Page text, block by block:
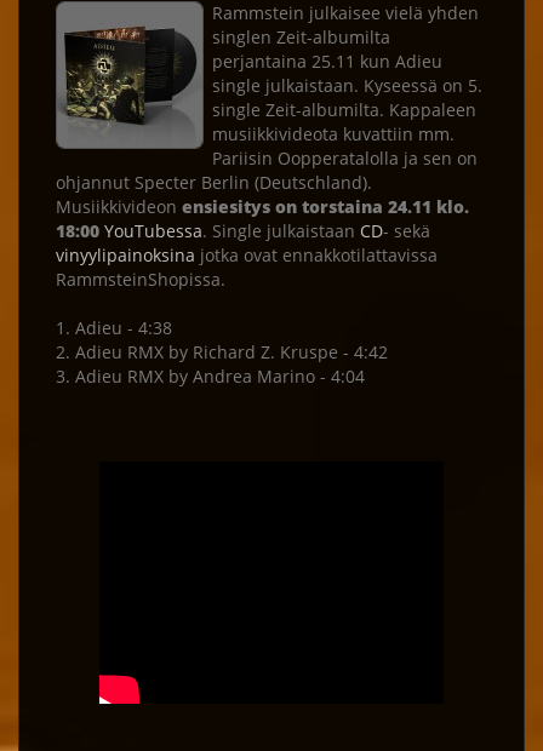
Rammstein julkaisee vielä yhden
singlen Zeit-albumilta
perjantaina 25.11 kun Adieu
single julkaistaan. Kyseessä on 5.
single Zeit-albumilta. Kappaleen
musiikkivideota kuvattiin mm.
Pariisin Oopperatalolla ja sen on
ohjannut Specter Berlin (Deutschland).
Musiikkivideon ensiesitys on torstaina 24.11 klo.
18:00 YouTubessa. Single julkaistaan CD- sekä
vinyylipainoksina jotka ovat ennakkotilattavissa
RammsteinShopissa.
1. Adieu - 4:38
2. Adieu RMX by Richard Z. Kruspe - 4:42
3. Adieu RMX by Andrea Marino - 4:04